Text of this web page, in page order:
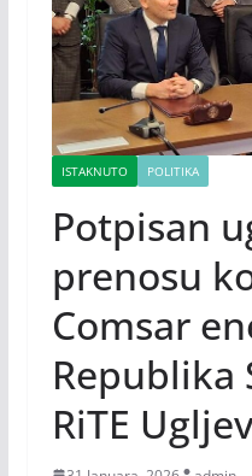
ISTAKNUTO POLITIKA
Potpisan
prenosu
Comsar
Republika
RiTE